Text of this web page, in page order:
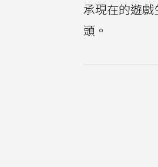
承現在的遊戲
頭。